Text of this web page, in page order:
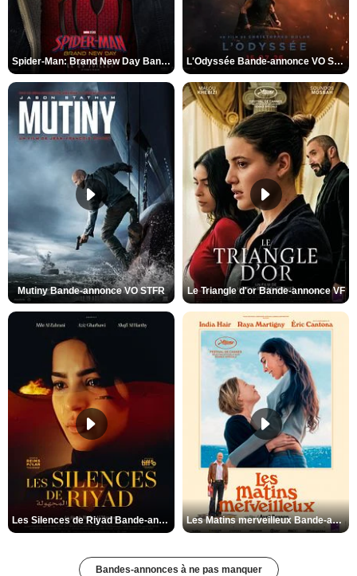
Spider-Man: Brand New Day Bande-annonce VO STFR L'Odyssée Bande-annonce VO STFR
Mutiny Bande-annonce VO STFR Le Triangle d'or Bande-annonce VF
Les Silences de Riyad Bande-annonce VO STFR Les Matins merveilleux Bande-annonce VF
Bandes-annonces à ne pas manquer